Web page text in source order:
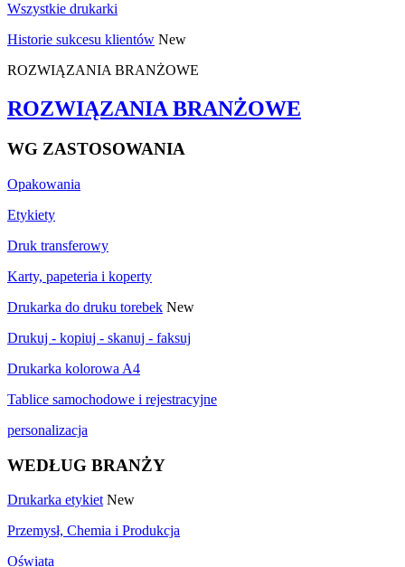
Wszystkie drukarki
Historie sukcesu klientów New
ROZWIĄZANIA BRANŻOWE
ROZWIĄZANIA BRANŻOWE
WG ZASTOSOWANIA
Opakowania
Etykiety
Druk transferowy
Karty, papeteria i koperty
Drukarka do druku torebek New
Drukuj - kopiuj - skanuj - faksuj
Drukarka kolorowa A4
Tablice samochodowe i rejestracyjne
personalizacja
WEDŁUG BRANŻY
Drukarka etykiet New
Przemysł, Chemia i Produkcja
Oświata